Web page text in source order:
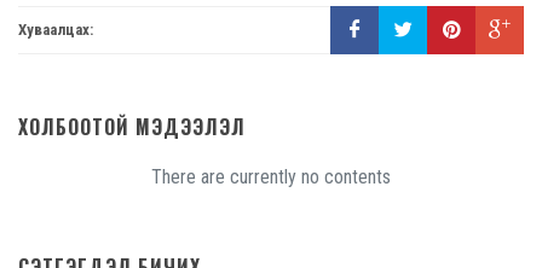
Хуваалцах:
ХОЛБООТОЙ МЭДЭЭЛЭЛ
There are currently no contents